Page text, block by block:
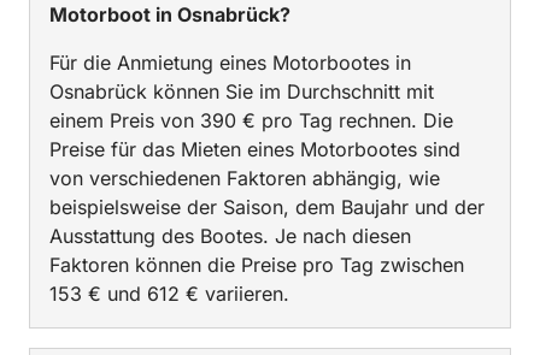
Motorboot in Osnabrück?
Für die Anmietung eines Motorbootes in
Osnabrück können Sie im Durchschnitt mit
einem Preis von 390 € pro Tag rechnen. Die
Preise für das Mieten eines Motorbootes sind
von verschiedenen Faktoren abhängig, wie
beispielsweise der Saison, dem Baujahr und der
Ausstattung des Bootes. Je nach diesen
Faktoren können die Preise pro Tag zwischen
153 € und 612 € variieren.